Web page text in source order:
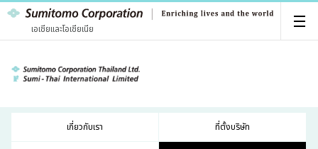
เอเชียและโอเชียเนีย
เกี่ยวกับเรา ที่ตั้งบริษัท